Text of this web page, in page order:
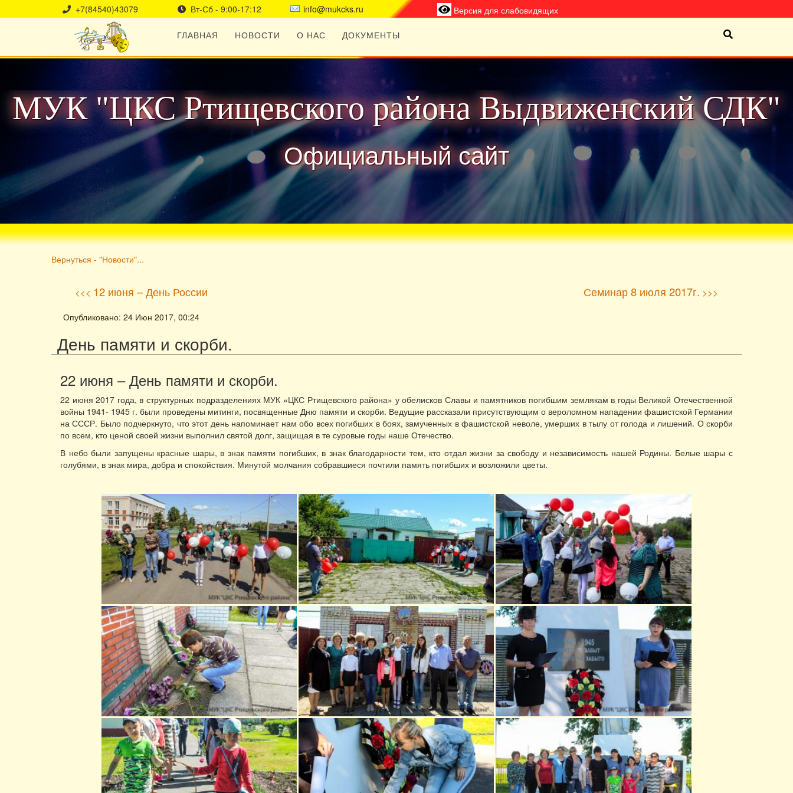
+7(84540)43079 Вт-Сб - 9:00-17:12 info@mukcks.ru Версия для слабовидящих
ГЛАВНАЯ НОВОСТИ О НАС ДОКУМЕНТЫ
МУК "ЦКС Ртищевского района Выдвиженский СДК"
Официальный сайт
Вернуться - "Новости"...
<<< 12 июня – День России Семинар 8 июля 2017г. >>>
Опубликовано: 24 Июн 2017, 00:24
День памяти и скорби.
22 июня – День памяти и скорби.
22 июня 2017 года, в структурных подразделениях МУК «ЦКС Ртищевского района» у обелисков Славы и памятников погибшим землякам в годы Великой Отечественной
войны 1941- 1945 г. были проведены митинги, посвященные Дню памяти и скорби. Ведущие рассказали присутствующим о вероломном нападении фашистской Германии
на СССР. Было подчеркнуто, что этот день напоминает нам обо всех погибших в боях, замученных в фашистской неволе, умерших в тылу от голода и лишений. О скорби
по всем, кто ценой своей жизни выполнил святой долг, защищая в те суровые годы наше Отечество.
В небо были запущены красные шары, в знак памяти погибших, в знак благодарности тем, кто отдал жизни за свободу и независимость нашей Родины. Белые шары с
голубями, в знак мира, добра и спокойствия. Минутой молчания собравшиеся почтили память погибших и возложили цветы.